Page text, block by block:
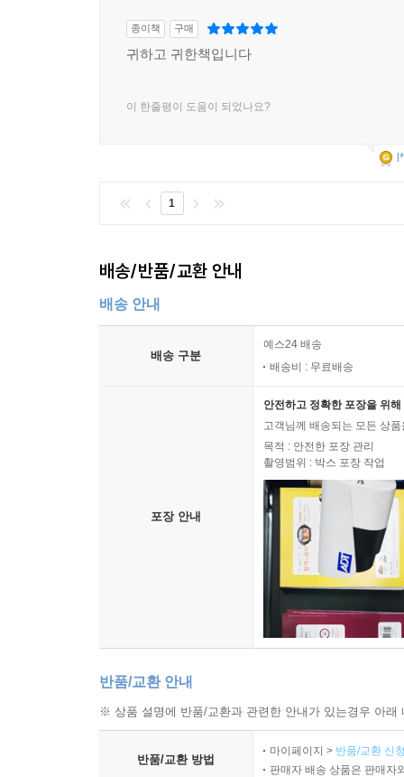
17 자신을 위해 기도하면서 하나님을 영광스럽게
18 천국에서도 기도를 할까요?
23 부부가 함께 기도해야 할까요?
24 대표 기도를 미리 적어서 읽으면 덜 영적인가요?
PART 4 중보: 사랑으로 붙드는 질문에 답하다
26 다른 사람을 위해 기도할 때 도움이 될 만한 지
27 하나님이 누군가를 깨우치시길 기도해도 되나
28 믿지 않는 남편을 위해 어떻게 기도하면 좋을까
29 불신자와 복음 전도자 중 누구를 위해 기도해야
30 증오의 시대, 세계를 위해 어떻게 기도하면 좋을
나가는 글: 사랑의 가장 쉬운 한 걸음
* 고난에 대한 바른 신앙과 이해를 얻고 싶은 그리
* 짧지만 신뢰할 수 있는 답을 찾는 그리스도인
* 말씀조차 읽기 버거운 당신
* 챕터의 바탕이 되는 청취자의 사연은 오늘날 독
* 산뜻한 디자인과 사이즈가 선물용으로 안성맞춤
종이책 구매
귀하고 귀한책입니다
이 한줄평이 도움이 되었나요?
1
배송/반품/교환 안내
배송 안내
배송 구분
예스24 배송
배송비 : 무료배송
포장 안내
안전하고 정확한 포장을 위
고객님께 배송되는 모든 상
목적 : 안전한 포장 관리
촬영범위 : 박스 포장 작업
반품/교환 안내
※ 상품 설명에 반품/교환과 관련한 안내가 있는경우 아
반품/교환 방법
마이페이지 > 반품/교환 신
판매자 배송 상품은 판매자